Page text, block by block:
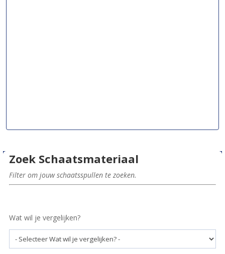
Zoek Schaatsmateriaal
Filter om jouw schaatsspullen te zoeken.
Wat wil je vergelijken?